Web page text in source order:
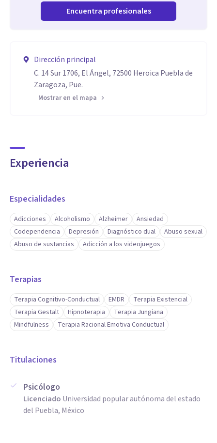
Encuentra profesionales
Dirección principal
C. 14 Sur 1706, El Ángel, 72500 Heroica Puebla de
Zaragoza, Pue.
Mostrar en el mapa
Experiencia
Especialidades
Adicciones Alcoholismo Alzheimer
Ansiedad
Codependencia
Depresión Diagnóstico dual
Abuso sexual
Abuso de sustancias
Adicción a los videojuegos
Terapias
Terapia Cognitivo-Conductual EMDR
Terapia Existencial
Terapia Gestalt
Hipnoterapia
Terapia Jungiana
Mindfulness
Terapia Racional Emotiva Conductual
Titulaciones
Psicólogo
Licenciado Universidad popular autónoma del estado
del Puebla, México